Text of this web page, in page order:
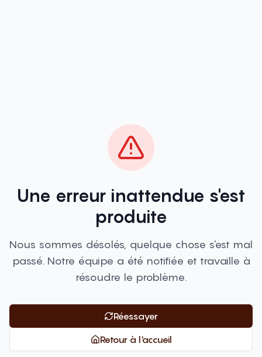
Une erreur inattendue s'est
produite
Nous sommes désolés, quelque chose s'est mal
passé. Notre équipe a été notifiée et travaille à
résoudre le problème.
Réessayer
Retour à l'accueil